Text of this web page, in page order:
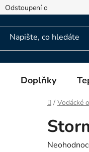
Odstoupení od smlouvy
Doplňky
Domů
/ Vodácké
Průměrné